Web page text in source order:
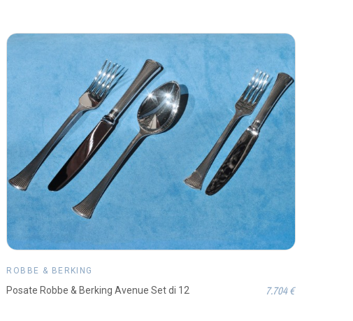
ROBBE & BERKING
Posate Robbe & Berking Avenue Set di 12 7.704 €